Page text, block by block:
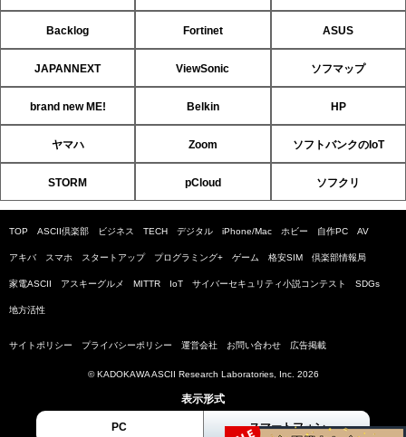
Backlog Fortinet ASUS
JAPANNEXT ViewSonic ソフマップ
brand new ME! Belkin HP
ヤマハ Zoom ソフトバンクのIoT
STORM pCloud ソフクリ
TOP ASCII倶楽部 ビジネス TECH デジタル iPhone/Mac ホビー 自作PC AV
アキバ スマホ スタートアップ プログラミング+ ゲーム 格安SIM 倶楽部情報局
家電ASCII アスキーグルメ MITTR IoT サイバーセキュリティ小説コンテスト SDGs
地方活性
サイトポリシー プライバシーポリシー 運営会社 お問い合わせ 広告掲載
© KADOKAWA ASCII Research Laboratories, Inc. 2026
表示形式
PC スマートフォン